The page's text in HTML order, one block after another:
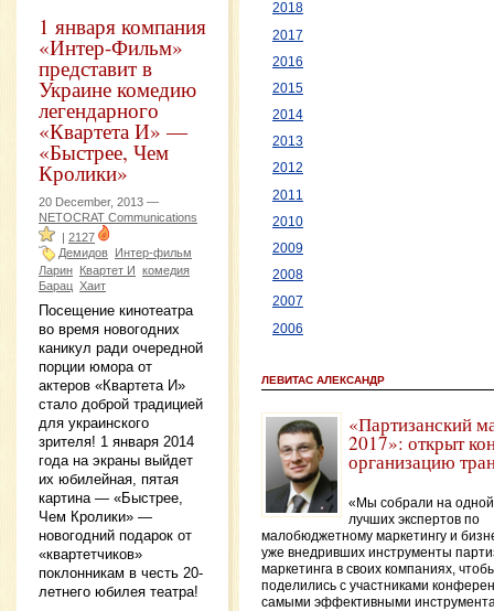
1 января компания
«Интер-Фильм»
представит в
Украине комедию
легендарного
«Квартета И» —
«Быстрее, Чем
Кролики»
20 December, 2013 —
NETOCRAT Communications
2127
Демидов
Интер-фильм
Ларин
Квартет И
комедия
Барац Хаит
Посещение кинотеатра
во время новогодних
каникул ради очередной
порции юмора от
актеров «Квартета И»
стало доброй традицией
для украинского
зрителя! 1 января 2014
года на экраны выйдет
их юбилейная, пятая
картина — «Быстрее,
Чем Кролики» —
новогодний подарок от
«квартетчиков»
поклонникам в честь 20-
летнего юбилея театра!
2018
2017
2016
2015
2014
2013
2012
2011
2010
2009
2008
2007
2006
ЛЕВИТАС АЛЕКСАНДР
«Партизанский
2017»: открыт
организацию
«Мы собрали на
лучших экспертов по
малобюджетному маркетингу и
уже внедривших инструменты
маркетинга в своих компаниях,
поделились с участниками
самыми эффективными